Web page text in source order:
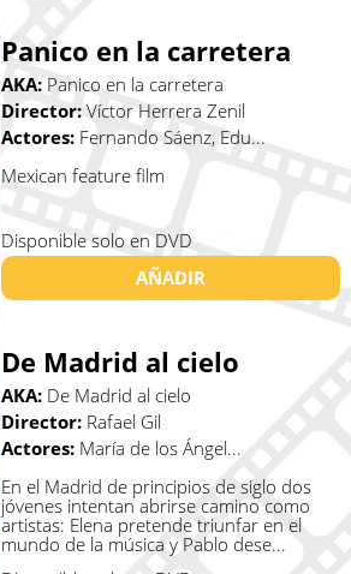
Panico en la carretera
AKA:Panico en la carretera
Director:Víctor Herrera Zenil
Actores: Fernando Sáenz, Edu...
Mexican feature film
Disponible solo en DVD
AÑADIR
De Madrid al cielo
AKA: De Madrid al cielo
Director: Rafael Gil
Actores: María de los Ángel...
En el Madrid de principios de siglo dos
jóvenes intentan abrirse camino como
artistas: Elena pretende triunfar en el
mundo de la música y Pablo dese...